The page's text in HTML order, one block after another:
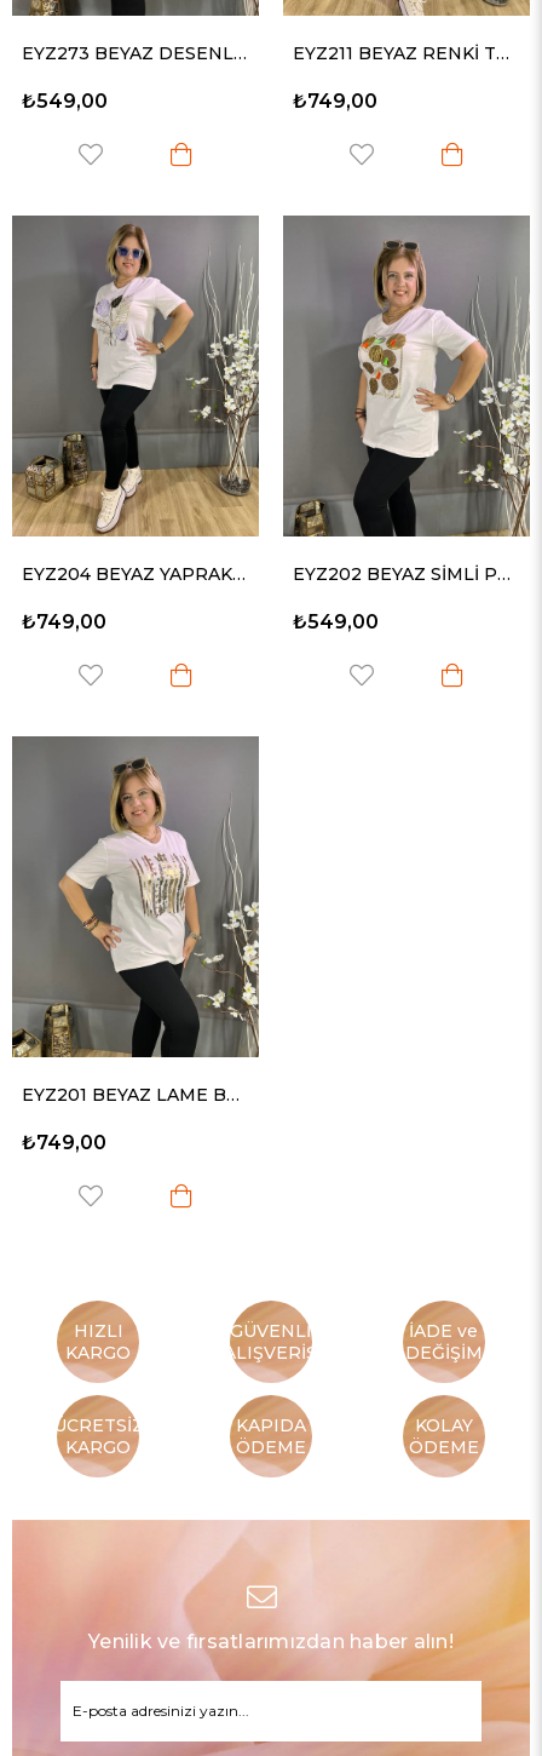
EYZ273 BEYAZ DESENLİ GÖZ BASKILI TİŞÖRT
₺549,00
EYZ211 BEYAZ RENKİ TAŞLI YÜZ DESENLİ TİŞÖRT
₺749,00
EYZ204 BEYAZ YAPRAK TAŞLI TİŞÖRT
₺749,00
EYZ202 BEYAZ SİMLİ PÜSKÜLLÜ PENYE TİŞÖRT
₺549,00
EYZ201 BEYAZ LAME BASKILI PENYE TİŞÖRT
₺749,00
HIZLI
KARGO
GÜVENLİ
ALIŞVERİŞ
İADE ve
DEĞİŞİM
ÜCRETSİZ
KARGO
KAPIDA
ÖDEME
KOLAY
ÖDEME
Yenilik ve fırsatlarımızdan haber alın!